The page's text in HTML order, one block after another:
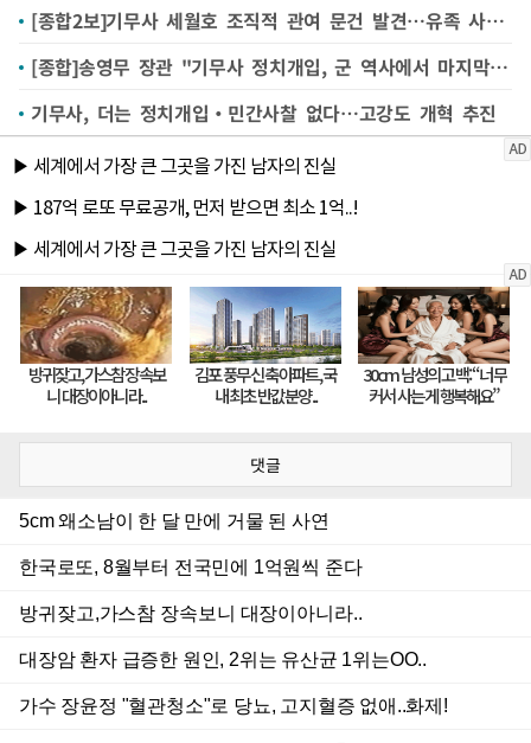
[종합2보]기무사 세월호 조직적 관여 문건 발견…유족 사찰하고 단원고서도 활동
[종합]송영무 장관 "기무사 정치개입, 군 역사에서 마지막 될 것"
기무사, 더는 정치개입‧민간사찰 없다…고강도 개혁 추진
댓글